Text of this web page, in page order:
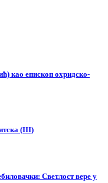
као епископ охридско-
(III)
Светлост вере у